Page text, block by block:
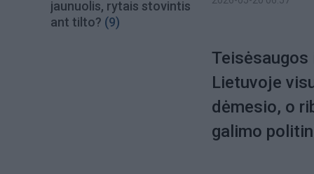
jaunuolis, rytais stovintis
ant tilto? (9)
Lietuvoje
dėmesio, o
galimo